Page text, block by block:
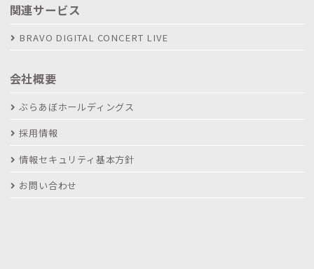
関連サービス
BRAVO DIGITAL CONCERT LIVE
会社概要
ぶらあぼホールディングス
採用情報
情報セキュリティ基本方針
お問い合わせ